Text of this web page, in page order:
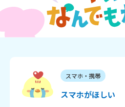
スマホ・携帯
スマホがほしい